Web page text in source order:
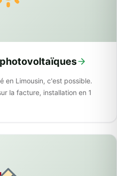
en Limousin, c'est possible.
la facture, installation en 1